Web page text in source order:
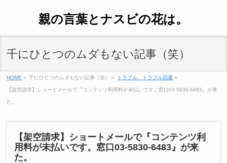
親の言葉とナスビの花は。
千にひとつのムダもない記事（笑）
HOME » 千にひとつのムダもない記事（笑） » トラブル、トラブル回避 »
【架空請求】ショートメールで『コンテンツ利用料が未払いです。窓口03-5830-6483』が来
た。
【架空請求】ショートメールで『コンテンツ利
用料が未払いです。窓口03-5830-6483』が来
た。